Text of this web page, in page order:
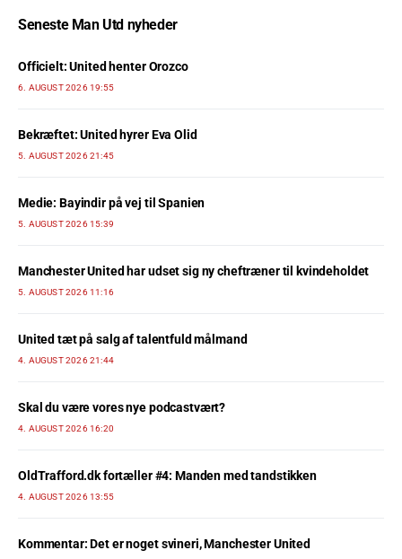
Seneste Man Utd nyheder
Officielt: United henter Orozco
6. AUGUST 2026 19:55
Bekræftet: United hyrer Eva Olid
5. AUGUST 2026 21:45
Medie: Bayindir på vej til Spanien
5. AUGUST 2026 15:39
Manchester United har udset sig ny cheftræner til kvindeholdet
5. AUGUST 2026 11:16
United tæt på salg af talentfuld målmand
4. AUGUST 2026 21:44
Skal du være vores nye podcastvært?
4. AUGUST 2026 16:20
OldTrafford.dk fortæller #4: Manden med tandstikken
4. AUGUST 2026 13:55
Kommentar: Det er noget svineri, Manchester United